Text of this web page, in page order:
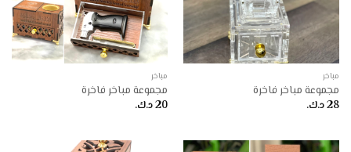
مباخر
مجموعة مباخر فاخرة
28د.ك.
مباخر
مجموعة مباخر فاخرة
20د.ك.